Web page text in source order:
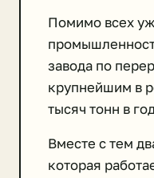
Помимо всех
завода по
крупнейшим в
тысяч тонн в
Вместе с тем
которая